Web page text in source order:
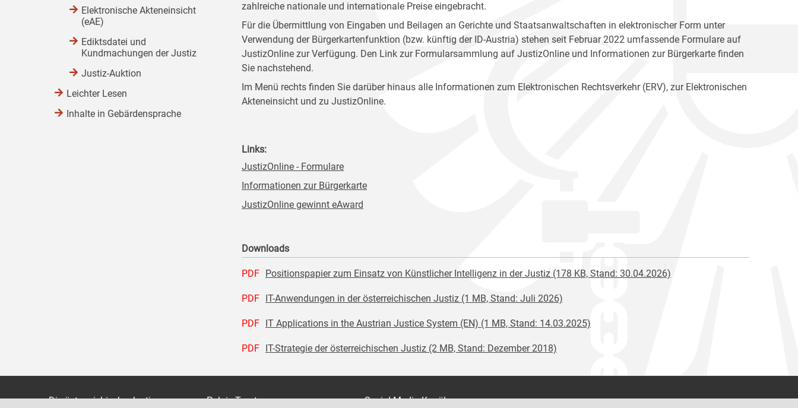
zahlreiche nationale und internationale Preise eingebracht.
Für die Übermittlung von Eingaben und Beilagen an Gerichte und Staatsanwaltschaften in elektronischer Form unter
Verwendung der Bürgerkartenfunktion (bzw. künftig der ID-Austria) stehen seit Februar 2022 umfassende Formulare auf
JustizOnline zur Verfügung. Den Link zur Formularsammlung auf JustizOnline und Informationen zur Bürgerkarte finden
Sie nachstehend.
Im Menü rechts finden Sie darüber hinaus alle Informationen zum Elektronischen Rechtsverkehr (ERV), zur Elektronischen
Akteneinsicht und zu JustizOnline.
Links:
JustizOnline - Formulare
Informationen zur Bürgerkarte
JustizOnline gewinnt eAward
Downloads
PDF Positionspapier zum Einsatz von Künstlicher Intelligenz in der Justiz (178 KB, Stand: 30.04.2026)
PDF IT-Anwendungen in der österreichischen Justiz (1 MB, Stand: Juli 2026)
PDF IT Applications in the Austrian Justice System (EN) (1 MB, Stand: 14.03.2025)
PDF IT-Strategie der österreichischen Justiz (2 MB, Stand: Dezember 2018)
Elektronische Akteneinsicht
(eAE)
Ediktsdatei und
Kundmachungen der Justiz
Justiz-Auktion
Leichter Lesen
Inhalte in Gebärdensprache
Die österreichische Justiz Palais Trautson Social Media Kanäle